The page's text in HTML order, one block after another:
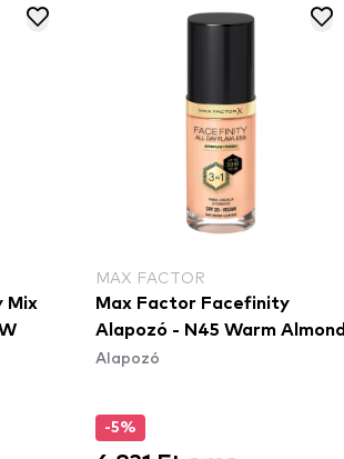
Mix
MAX FACTOR
Max Factor Facefinity
Alapozó - N45 Warm Almond
Alapozó
-5%